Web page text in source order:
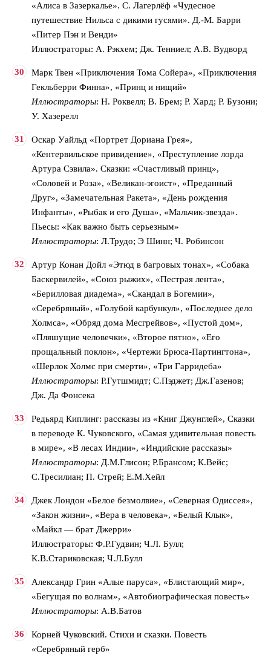
«Алиса в Зазеркалье». С. Лагерлёф «Чудесное
путешествие Нильса с дикими гусями». Д.-М. Барри
«Питер Пэн и Венди»
Иллюстраторы: А. Рэкхем; Дж. Тенниел; А.В. Вудворд
Марк Твен «Приключения Тома Сойера», «Приключения
Гекльберри Финна», «Принц и нищий»
Иллюстраторы: Н. Роквелл; В. Брем; Р. Хард; Р. Бузони;
У. Хазерелл
Оскар Уайльд «Портрет Дориана Грея»,
«Кентервильское привидение», «Преступление лорда
Артура Сэвила». Сказки: «Счастливый принц»,
«Соловей и Роза», «Великан-эгоист», «Преданный
Друг», «Замечательная Ракета», «День рождения
Инфанты», «Рыбак и его Душа», «Мальчик-звезда».
Пьесы: «Как важно быть серьезным»
Иллюстраторы: Л.Трудо; Э Шинн; Ч. Робинсон
Артур Конан Дойл «Этюд в багровых тонах», «Собака
Баскервилей», «Союз рыжих», «Пестрая лента»,
«Берилловая диадема», «Скандал в Богемии»,
«Серебряный», «Голубой карбункул», «Последнее дело
Холмса», «Обряд дома Месгрейвов», «Пустой дом»,
«Пляшущие человечки», «Второе пятно», «Его
прощальный поклон», «Чертежи Брюса-Партингтона»,
«Шерлок Холмс при смерти», «Три Гарридеба»
Иллюстраторы: Р.Гутшмидт; С.Пэджет; Дж.Газенов;
Дж. Да Фонсека
Редьярд Киплинг: рассказы из «Книг Джунглей», Сказки
в переводе К. Чуковского, «Самая удивительная повесть
в мире», «В лесах Индии», «Индийские рассказы»
Иллюстраторы: Д.М.Глисон; Р.Брансом; К.Вейс;
С.Тресилиан; П. Стрей; Е.М.Хейл
Джек Лондон «Белое безмолвие», «Северная Одиссея»,
«Закон жизни», «Вера в человека», «Белый Клык»,
«Майкл — брат Джерри»
Иллюстраторы: Ф.Р.Гудвин; Ч.Л. Булл;
К.В.Стариковская; Ч.Л.Булл
Александр Грин «Алые паруса», «Блистающий мир»,
«Бегущая по волнам», «Автобиографическая повесть»
Иллюстраторы: А.В.Батов
Корней Чуковский. Стихи и сказки. Повесть
«Серебряный герб»